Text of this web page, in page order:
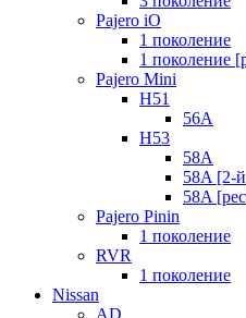
Pajero iO
1 поколение
1 поколение
Pajero Mini
H51
56A
H53
58A
58A [2-
58A
Pajero Pinin
1 поколение
RVR
1 поколение
Nissan
AD